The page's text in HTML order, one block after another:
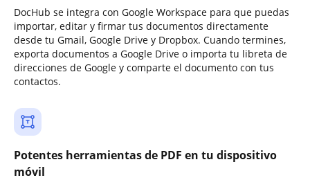
DocHub se integra con Google Workspace para que puedas
importar, editar y firmar tus documentos directamente
desde tu Gmail, Google Drive y Dropbox. Cuando termines,
exporta documentos a Google Drive o importa tu libreta de
direcciones de Google y comparte el documento con tus
contactos.
Potentes herramientas de PDF en tu dispositivo
móvil